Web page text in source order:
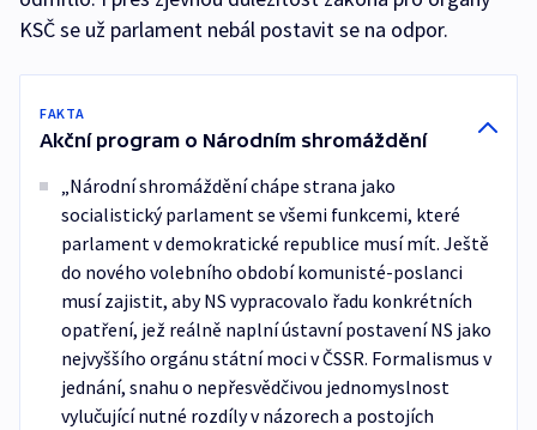
KSČ se už parlament nebál postavit se na odpor.
FAKTA
Akční program o Národním shromáždění
„Národní shromáždění chápe strana jako
socialistický parlament se všemi funkcemi, které
parlament v demokratické republice musí mít. Ještě
do nového volebního období komunisté-poslanci
musí zajistit, aby NS vypracovalo řadu konkrétních
opatření, jež reálně naplní ústavní postavení NS jako
nejvyššího orgánu státní moci v ČSSR. Formalismus v
jednání, snahu o nepřesvědčivou jednomyslnost
vylučující nutné rozdíly v názorech a postojích